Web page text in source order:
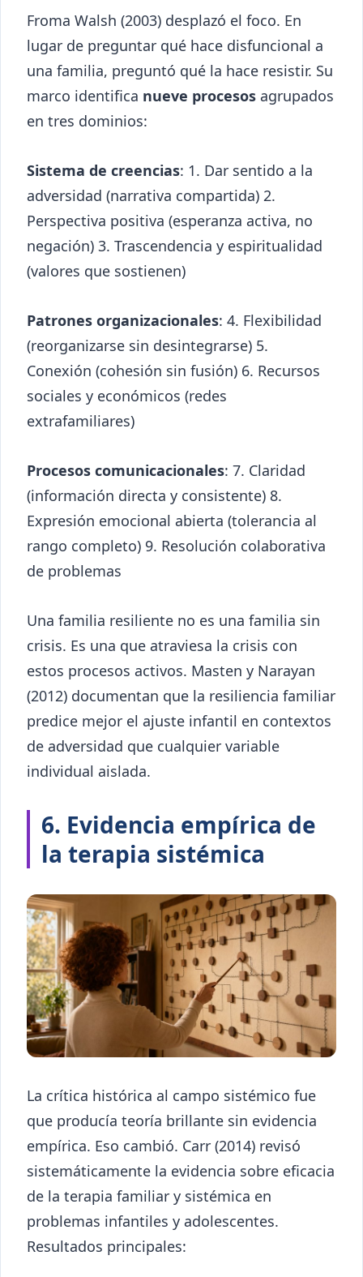
Froma Walsh (2003) desplazó el foco. En
lugar de preguntar qué hace disfuncional a
una familia, preguntó qué la hace resistir. Su
marco identifica nueve procesos agrupados
en tres dominios:
Sistema de creencias: 1. Dar sentido a la
adversidad (narrativa compartida) 2.
Perspectiva positiva (esperanza activa, no
negación) 3. Trascendencia y espiritualidad
(valores que sostienen)
Patrones organizacionales: 4. Flexibilidad
(reorganizarse sin desintegrarse) 5.
Conexión (cohesión sin fusión) 6. Recursos
sociales y económicos (redes
extrafamiliares)
Procesos comunicacionales: 7. Claridad
(información directa y consistente) 8.
Expresión emocional abierta (tolerancia al
rango completo) 9. Resolución colaborativa
de problemas
Una familia resiliente no es una familia sin
crisis. Es una que atraviesa la crisis con
estos procesos activos. Masten y Narayan
(2012) documentan que la resiliencia familiar
predice mejor el ajuste infantil en contextos
de adversidad que cualquier variable
individual aislada.
6. Evidencia empírica de
la terapia sistémica
La crítica histórica al campo sistémico fue
que producía teoría brillante sin evidencia
empírica. Eso cambió. Carr (2014) revisó
sistemáticamente la evidencia sobre eficacia
de la terapia familiar y sistémica en
problemas infantiles y adolescentes.
Resultados principales: